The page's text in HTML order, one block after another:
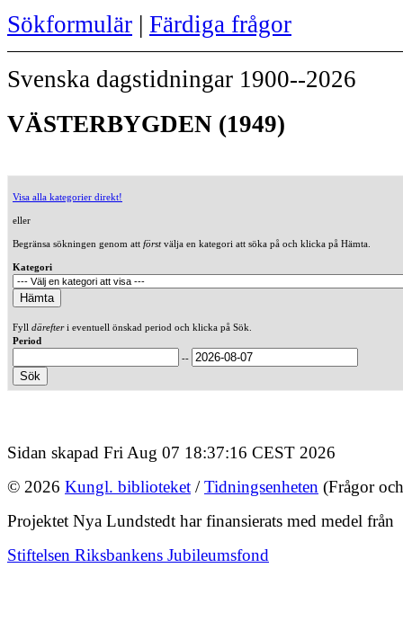
Sökformulär | Färdiga frågor
Svenska dagstidningar 1900--2026
VÄSTERBYGDEN (1949)
Visa alla kategorier direkt!
eller
Begränsa sökningen genom att förstvälja en kategori att söka på och klicka på Hämta.
Kategori
Fyll därefteri eventuell önskad period och klicka på Sök.
Period
--
Sidan skapad Fri Aug 07 18:37:16 CEST 2026
© 2026 Kungl. biblioteket /Tidningsenheten (Frågor
Projektet Nya Lundstedt har finansierats med medel från
Stiftelsen Riksbankens Jubileumsfond